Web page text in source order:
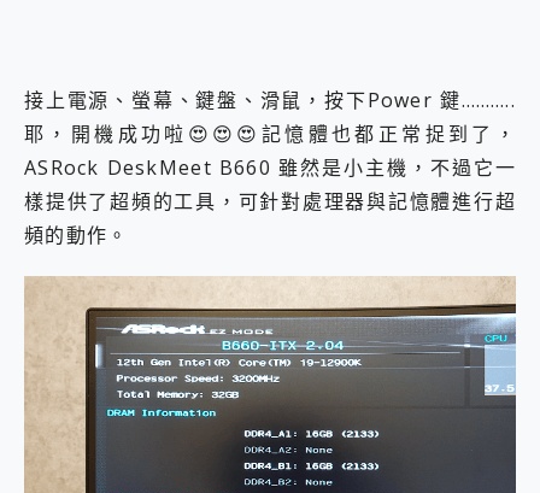
接上電源、螢幕、鍵盤、滑鼠，按下Power 鍵………..
耶，開機成功啦😍😍😍記憶體也都正常捉到了，
ASRock DeskMeet B660 雖然是小主機，不過它一
樣提供了超頻的工具，可針對處理器與記憶體進行超
頻的動作。